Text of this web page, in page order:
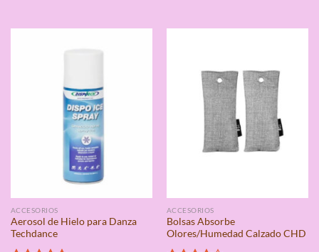
ACCESORIOS
Aerosol de Hielo para Danza
Techdance
ACCESORIOS
Bolsas Absorbe
Olores/Humedad Calzado CHD